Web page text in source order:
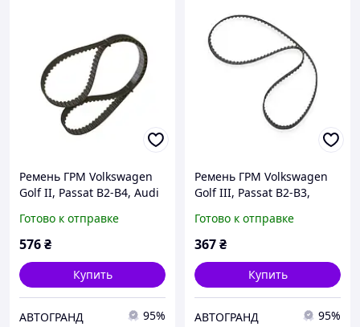
Ремень ГРМ Volkswagen
Golf II, Passat B2-B4, Audi
Готово к отправке
576₴
Купить
АВТОГРАНД 95%
Ремень ГРМ Volkswagen
Golf III, Passat B2-B3,
Готово к отправке
367₴
Купить
АВТОГРАНД 95%